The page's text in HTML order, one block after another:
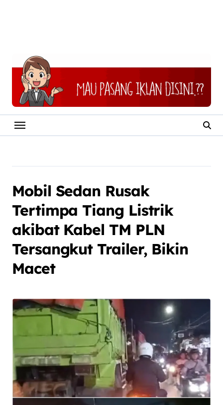
Mobil Sedan Rusak
Tertimpa Tiang Listrik
akibat Kabel TM PLN
Tersangkut Trailer, Bikin
Macet